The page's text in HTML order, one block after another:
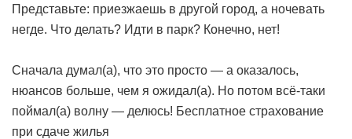
Представьте: приезжаешь в другой город, а ночевать
негде. Что делать? Идти в парк? Конечно, нет!
Сначала думал(а), что это просто — а оказалось,
нюансов больше, чем я ожидал(а). Но потом всё-таки
поймал(а) волну — делюсь! Бесплатное страхование
при сдаче жилья